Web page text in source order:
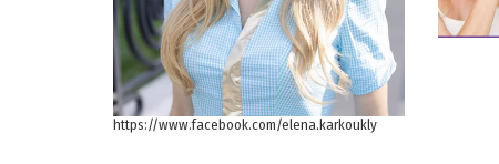
https://www.facebook.com/elena.karkoukly